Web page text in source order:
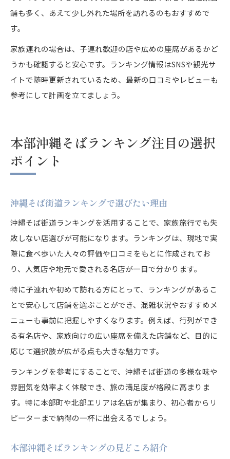
舗も多く、あえて少し外れた場所を訪れるのもおすすめで
す。
家族連れの場合は、子連れ歓迎の店や広めの座席があるかど
うかも確認すると安心です。ランキング情報はSNSや観光サ
イトで随時更新されているため、最新の口コミやレビューも
参考にして計画を立てましょう。
本部沖縄そばランキング注目の選択
ポイント
沖縄そば街道ランキングで選びたい理由
沖縄そば街道ランキングを活用することで、家族旅行でも失
敗しない店選びが可能になります。ランキングは、現地で実
際に食べ歩いた人々の評価や口コミをもとに作成されてお
り、人気店や地元で愛される名店が一目で分かります。
特に子連れや初めて訪れる方にとって、ランキングがあるこ
とで安心して店舗を選ぶことができ、混雑状況やおすすめメ
ニューも事前に把握しやすくなります。例えば、行列ができ
る有名店や、家族向けの広い座席を備えた店舗など、目的に
応じて選択肢が広がる点も大きな魅力です。
ランキングを参考にすることで、沖縄そば街道の多様な味や
雰囲気を効率よく体験でき、旅の満足度が格段に高まりま
す。特に本部町や北部エリアは名店が集まり、初心者からリ
ピーターまで納得の一杯に出会えるでしょう。
本部沖縄そばランキングの見どころ紹介